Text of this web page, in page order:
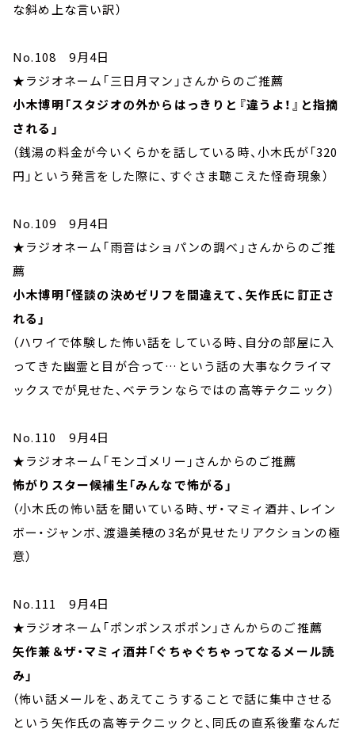
な斜め上な言い訳）
No.108 9月4日
★ラジオネーム「三日月マン」さんからのご推薦
小木博明「スタジオの外からはっきりと『違うよ！』と指摘
される」
（銭湯の料金が今いくらかを話している時、小木氏が「320
円」という発言をした際に、すぐさま聴こえた怪奇現象）
No.109 9月4日
★ラジオネーム「雨音はショパンの調べ」さんからのご推
薦
小木博明「怪談の決めゼリフを間違えて、矢作氏に訂正さ
れる」
（ハワイで体験した怖い話をしている時、自分の部屋に入
ってきた幽霊と目が合って…という話の大事なクライマ
ックスでが見せた、ベテランならではの高等テクニック）
No.110 9月4日
★ラジオネーム「モンゴメリー」さんからのご推薦
怖がりスター候補生「みんなで怖がる」
（小木氏の怖い話を聞いている時、ザ・マミィ酒井、レイン
ボー・ジャンボ、渡邉美穂の3名が見せたリアクションの極
意）
No.111 9月4日
★ラジオネーム「ポンポンスポポン」さんからのご推薦
矢作兼＆ザ・マミィ酒井「ぐちゃぐちゃってなるメール読
み」
（怖い話メールを、あえてこうすることで話に集中させる
という矢作氏の高等テクニックと、同氏の直系後輩なんだ